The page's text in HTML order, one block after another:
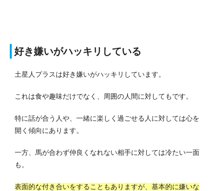
好き嫌いがハッキリしている
土星人プラスは好き嫌いがハッキリしています。
これは食や趣味だけでなく、周囲の人間に対してもです。
特に話が合う人や、一緒に楽しく過ごせる人に対しては心を
開く傾向にあります。
一方、馬が合わず仲良くなれない相手に対しては冷たい一面
も。
表面的な付き合いをすることもありますが、基本的に嫌いな